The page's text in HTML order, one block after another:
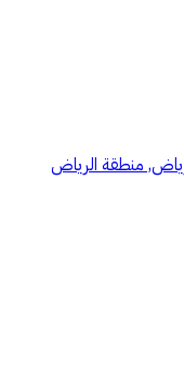
منطقة الرياض